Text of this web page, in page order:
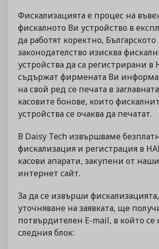
Фискализацията е процес на
фискалното Ви устройство в
да работят коректно, Българското
законодателство изисква
устройства да са регистрирани
съдържат фирмената Ви
на свой ред се печата в
касовите бонове, които
устройства се очаква да печатат.
В Daisy Tech извършваме
фискализация и регистрация в
касови апарати, закупени от
интернет сайт.
За да се извърши
уточняване на заявката, ще
потвърдителен E-mail, в който
следния блок: